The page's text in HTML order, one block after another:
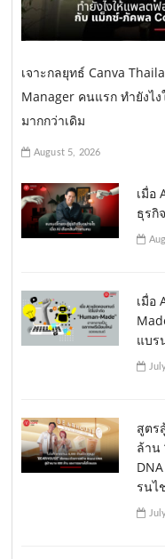
เจาะกลยุทธ์ Canva
Manager คนแรก ทำยังไ
มากกว่าเดิม
August 5, 2026
เมื่อ
ธุรกิ
เมื่อ
แบร
สูตร
ล้าน
รนไ